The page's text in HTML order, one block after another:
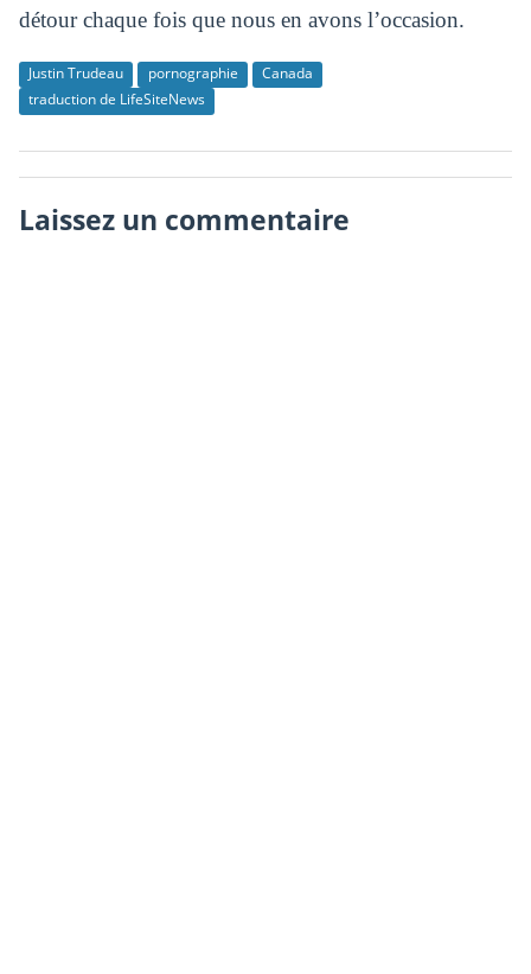
détour chaque fois que nous en avons l’occasion.
Justin Trudeau pornographie
Canada
traduction de LifeSiteNews
Laissez un commentaire